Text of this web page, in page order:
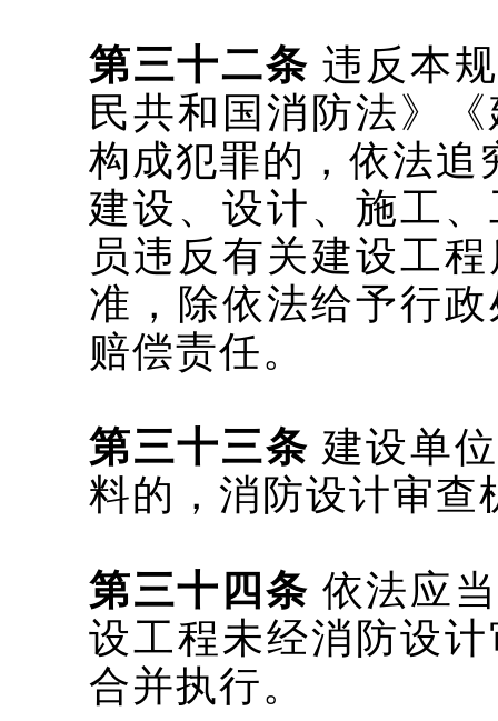
第三十二条 违反本
民共和国消防法》
构成犯罪的，依法追
建设、设计、施工
员违反有关建设工
准， 除依法给予行
赔偿责任。
第三十三条 建设单
料的，消防设计审查
第三十四条 依法应
设工程未经消防设
合并执行。